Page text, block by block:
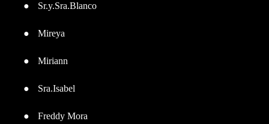
● Sr.y.Sra.Blanco
● Mireya
● Miriann
● Sra.Isabel
● Freddy Mora